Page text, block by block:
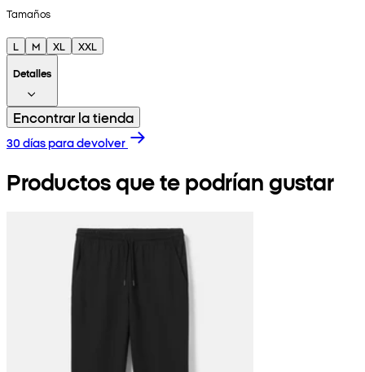
Tamaños
L M XL
XXL
Detalles
Encontrar la tienda
30 días para devolver
Productos que te podrían gustar